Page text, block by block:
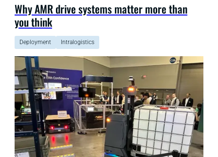
Why AMR drive systems matter more than
you think
Deployment Intralogistics